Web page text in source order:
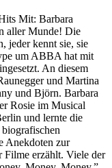
Mit: Barbara
aller Munde! Die
jeder kennt sie, sie
um ABBA hat mit
An diesem
und Martina
und Björn. Barbara
Rosie im Musical
und lernte die
Anekdoten zur
Filme erzählt. Viele der